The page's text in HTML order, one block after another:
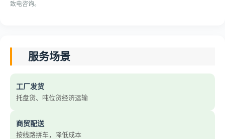
致电咨询。
服务场景
工厂发货
托盘货、吨位货经济运输
商贸配送
按线路拼车，降低成本